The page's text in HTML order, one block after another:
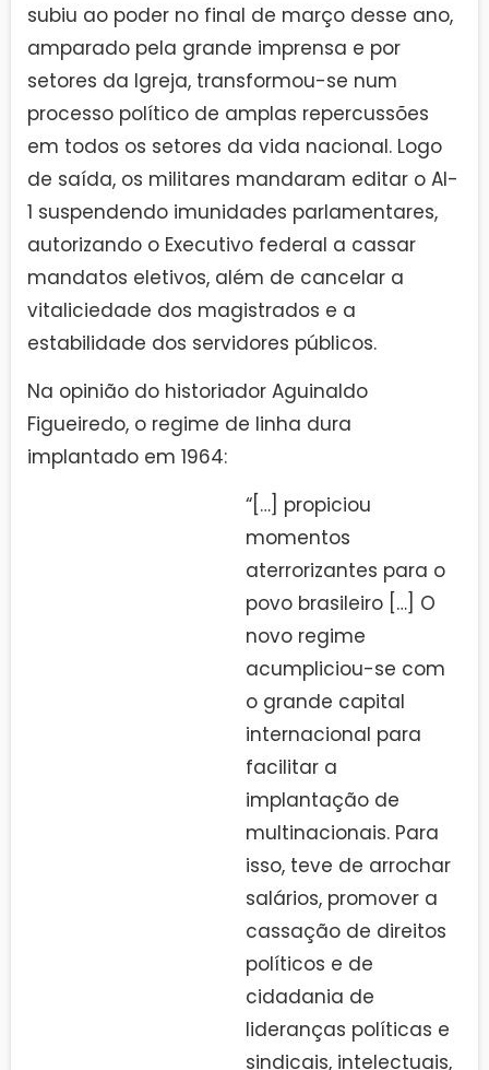
subiu ao poder no final de março desse ano,
amparado pela grande imprensa e por
setores da Igreja, transformou-se num
processo político de amplas repercussões
em todos os setores da vida nacional. Logo
de saída, os militares mandaram editar o AI-
1 suspendendo imunidades parlamentares,
autorizando o Executivo federal a cassar
mandatos eletivos, além de cancelar a
vitaliciedade dos magistrados e a
estabilidade dos servidores públicos.
Na opinião do historiador Aguinaldo
Figueiredo, o regime de linha dura
implantado em 1964:
“[…] propiciou
momentos
aterrorizantes para o
povo brasileiro […] O
novo regime
acumpliciou-se com
o grande capital
internacional para
facilitar a
implantação de
multinacionais. Para
isso, teve de arrochar
salários, promover a
cassação de direitos
políticos e de
cidadania de
lideranças políticas e
sindicais, intelectuais,